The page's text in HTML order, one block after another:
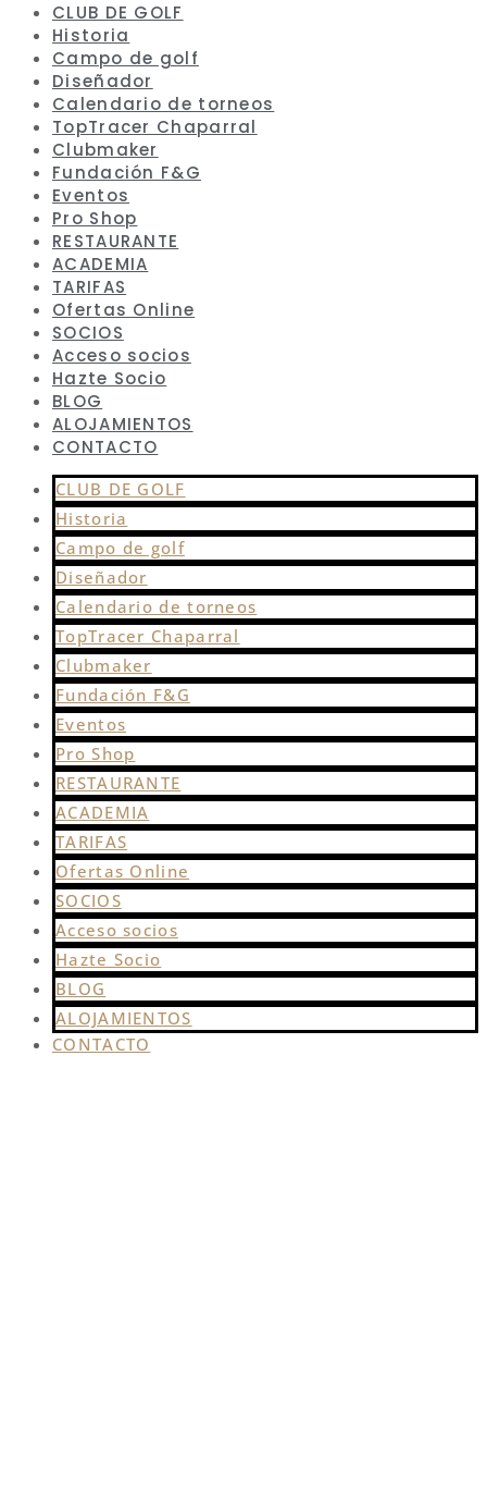
CLUB DE GOLF
Historia
Campo de golf
Diseñador
Calendario de torneos
TopTracer Chaparral
Clubmaker
Fundación F&G
Eventos
Pro Shop
RESTAURANTE
ACADEMIA
TARIFAS
Ofertas Online
SOCIOS
Acceso socios
Hazte Socio
BLOG
ALOJAMIENTOS
CONTACTO
CLUB DE GOLF
Historia
Campo de golf
Diseñador
Calendario de torneos
TopTracer Chaparral
Clubmaker
Fundación F&G
Eventos
Pro Shop
RESTAURANTE
ACADEMIA
TARIFAS
Ofertas Online
SOCIOS
Acceso socios
Hazte Socio
BLOG
ALOJAMIENTOS
CONTACTO